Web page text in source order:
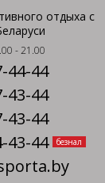
отдыха с
- 21.00
44-44
43-44
43-44
43-44
безнал